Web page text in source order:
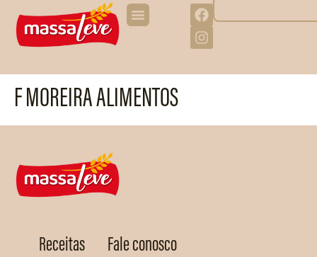
F MOREIRA ALIMENTOS
Receitas Fale conosco